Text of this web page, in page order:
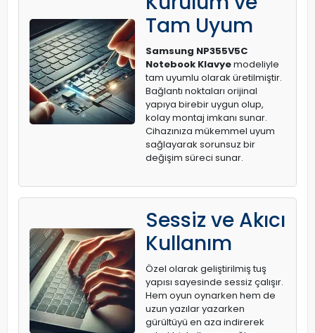
Tam Uyum
Samsung NP355V5C
Notebook Klavyemodeliyle
tam uyumlu olarak üretilmiştir.
Bağlantı noktaları orijinal
yapıya birebir uygun olup,
kolay montaj imkanı sunar.
Cihazınıza mükemmel uyum
sağlayarak sorunsuz bir
değişim süreci sunar.
Sessiz ve Akıcı
Kullanım
Özel olarak geliştirilmiş tuş
yapısı sayesinde sessiz çalışır.
Hem oyun oynarken hem de
uzun yazılar yazarken
gürültüyü en aza indirerek